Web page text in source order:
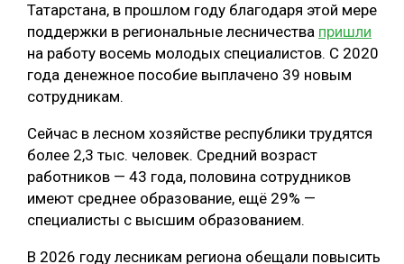
Татарстана, в прошлом году благодаря этой мере
поддержки в региональные лесничества пришли
на работу восемь молодых специалистов. С 2020
года денежное пособие выплачено 39 новым
сотрудникам.
Сейчас в лесном хозяйстве республики трудятся
более 2,3 тыс. человек. Средний возраст
работников — 43 года, половина сотрудников
имеют среднее образование, ещё 29% —
специалисты с высшим образованием.
В 2026 году лесникам региона обещали повысить